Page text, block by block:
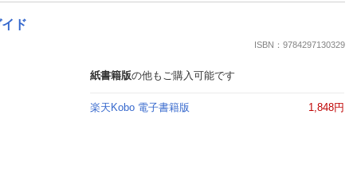
楽天チケット
ド
ISBN：9784297130329
紙書籍版の他もご購入可能です
楽天Kobo 電子書籍版 1,848円